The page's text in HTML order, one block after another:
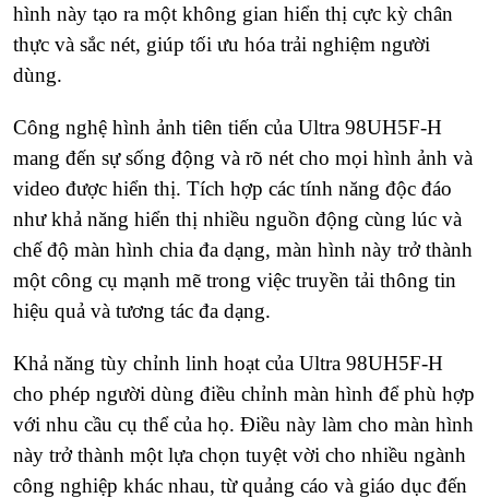
hình này tạo ra một không gian hiển thị cực kỳ chân
thực và sắc nét, giúp tối ưu hóa trải nghiệm người
dùng.
Công nghệ hình ảnh tiên tiến của Ultra 98UH5F-H
mang đến sự sống động và rõ nét cho mọi hình ảnh và
video được hiển thị. Tích hợp các tính năng độc đáo
như khả năng hiển thị nhiều nguồn động cùng lúc và
chế độ màn hình chia đa dạng, màn hình này trở thành
một công cụ mạnh mẽ trong việc truyền tải thông tin
hiệu quả và tương tác đa dạng.
Khả năng tùy chỉnh linh hoạt của Ultra 98UH5F-H
cho phép người dùng điều chỉnh màn hình để phù hợp
với nhu cầu cụ thể của họ. Điều này làm cho màn hình
này trở thành một lựa chọn tuyệt vời cho nhiều ngành
công nghiệp khác nhau, từ quảng cáo và giáo dục đến